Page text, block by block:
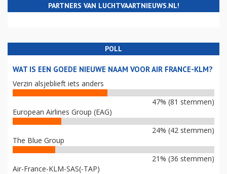
PARTNERS VAN LUCHTVAARTNIEUWS.NL!
POLL
WAT IS EEN GOEDE NIEUWE NAAM VOOR AIR FRANCE-KLM?
Verzin alsjeblieft iets anders
47% (81 stemmen)
European Airlines Group (EAG)
24% (42 stemmen)
The Blue Group
21% (36 stemmen)
Air-France-KLM-SAS(-TAP)